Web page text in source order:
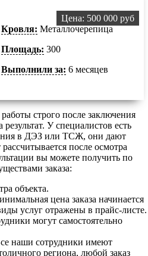
Кровля: Металлочерепица
Площадь: 300
Выполнили за: 6 месяцев
Цена: 500 000 руб
строго после заключения
У специалистов есть
в ДЭЗ или ТСЖ, они дают
после осмотра
вы можете получить по
заказа:
объекта.
цена заказа начинается
услуг отражены в прайс-листе.
могут самостоятельно
наши сотрудники имеют
региона, любой заказ